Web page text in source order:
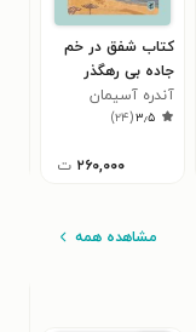
کتاب شفق در خم
جاده بی رهگذر
آندره آسیمان
۳٫۵(۲۴)
۲۶۰,۰۰۰ ت
مشاهده همه